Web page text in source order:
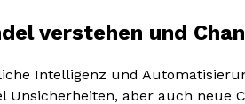
verstehen und
Intelligenz und
Unsicherheiten, aber auch neue